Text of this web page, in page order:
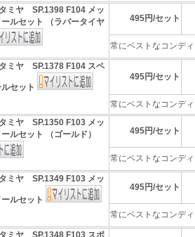
タミヤ SP.1398 F104 メッ
ルセット （ラバータイヤ
495円/セット
常にベストなコンデ
タミヤ SP.1378 F104 スペ
セット
495円/セット
常にベストなコンデ
タミヤ SP.1350 F103 メッ
ルセット （ゴールド）
495円/セット
常にベストなコンデ
タミヤ SP.1349 F103 メッ
ルセット
495円/セット
常にベストなコンデ
タミヤ SP.1348 F103 スポ